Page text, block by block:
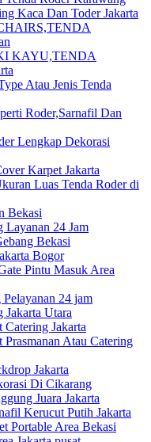
Kaca Dan Toder Jakarta
KAYU,TENDA
Atau Jenis Tenda
Roder,Sarnafil Dan
Lengkap Dekorasi
Karpet Jakarta
Luas Tenda Roder di
Bekasi
Layanan 24 Jam
Bekasi
Bogor
Pintu Masuk Area
24 jam
Jakarta Utara
Catering Jakarta
Prasmanan Atau Catering
Jakarta
Di Cikarang
Juara Jakarta
Kerucut Putih Jakarta
Portable Area Bekasi